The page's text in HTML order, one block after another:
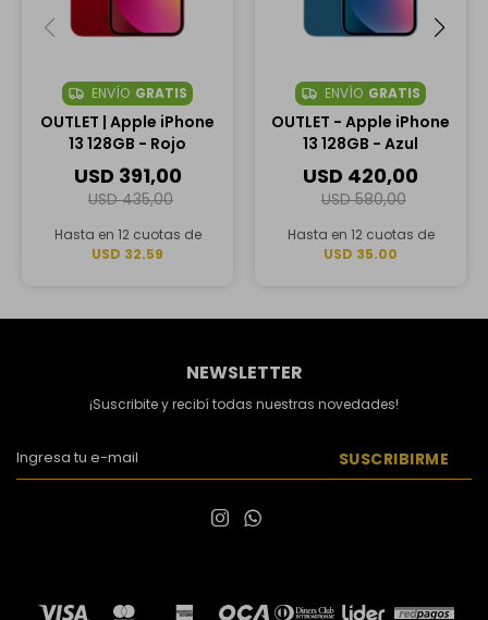
ENVÍO GRATIS
OUTLET | Apple iPhone
13 128GB - Rojo
USD 391,00
USD 435,00
Hasta en 12 cuotas de
USD 32.59
ENVÍO GRATIS
OUTLET - Apple iPhone
13 128GB - Azul
USD 420,00
USD 580,00
Hasta en 12 cuotas de
USD 35.00
NEWSLETTER
¡Suscribite y recibí todas nuestras novedades!
SUSCRIBIRME
 